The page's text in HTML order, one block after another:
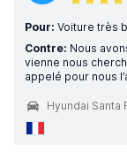
Pour: Voiture très
Contre: Nous
vienne nous
appelé pour nous
Hyundai Santa